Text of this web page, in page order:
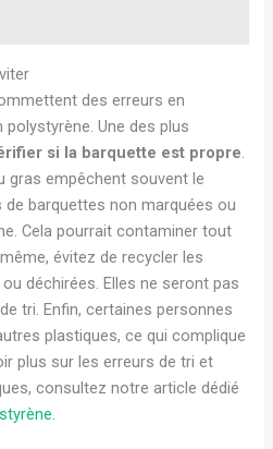
des erreurs en
Une des plus
si la barquette est propre.
gras empêchent souvent le
de barquettes non marquées ou
Cela pourrait contaminer tout
évitez de recycler les
déchirées. Elles ne seront pas
tri. Enfin, certaines personnes
plastiques, ce qui complique
plus sur les erreurs de tri et
consultez notre article dédié
.